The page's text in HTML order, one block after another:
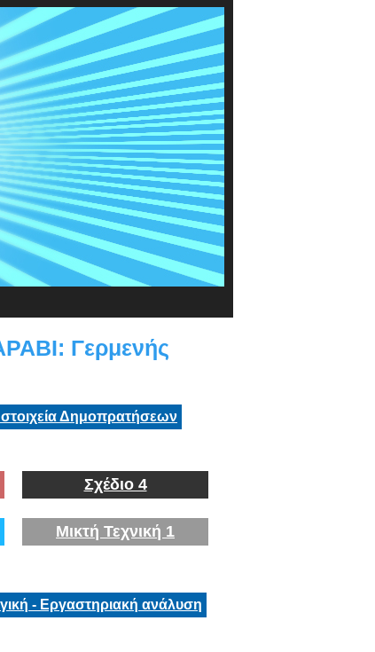
Γερμενής
στοιχεία Δημοπρατήσεων
Σχέδιο 4
Μικτή Τεχνική 1
- Εργαστηριακή ανάλυση